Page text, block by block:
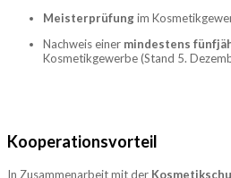
Meisterprüfungim
Nachweis einer mindestens
Kosmetikgewerbe (Stand 5.
Kooperationsvorteil
In Zusammenarbeit mit der